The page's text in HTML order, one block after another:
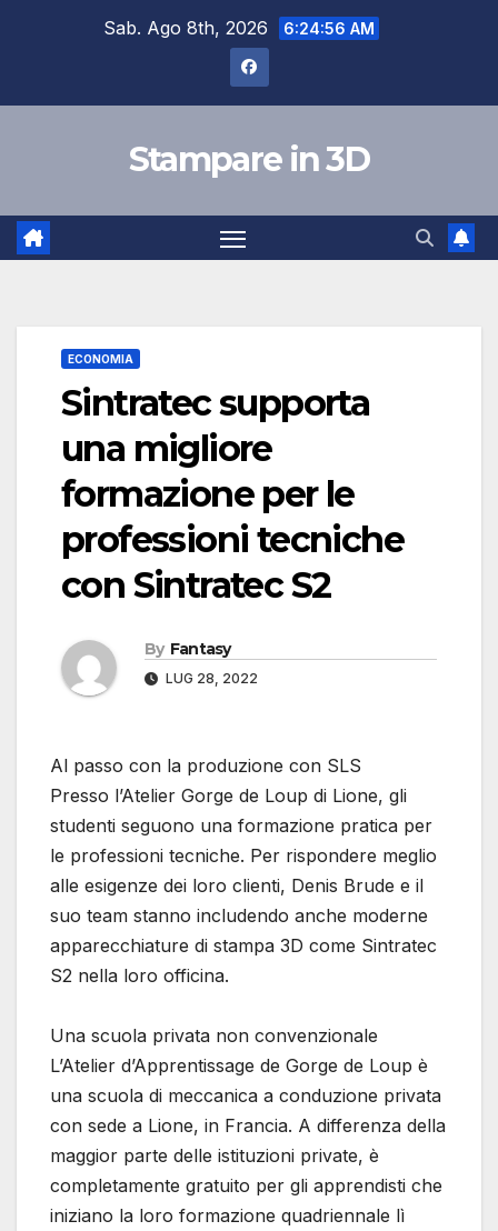
Sab. Ago 8th, 2026 6:24:57 AM
Stampare in 3D
ECONOMIA
Sintratec supporta
una migliore
formazione per le
professioni tecniche
con Sintratec S2
By Fantasy
LUG 28, 2022
Al passo con la produzione con SLS
Presso l’Atelier Gorge de Loup di Lione, gli
studenti seguono una formazione pratica per
le professioni tecniche. Per rispondere meglio
alle esigenze dei loro clienti, Denis Brude e il
suo team stanno includendo anche moderne
apparecchiature di stampa 3D come Sintratec
S2 nella loro officina.
Una scuola privata non convenzionale
L’Atelier d’Apprentissage de Gorge de Loup è
una scuola di meccanica a conduzione privata
con sede a Lione, in Francia. A differenza della
maggior parte delle istituzioni private, è
completamente gratuito per gli apprendisti che
iniziano la loro formazione quadriennale lì